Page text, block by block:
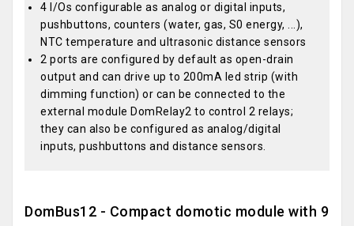
4 I/Os configurable as analog or digital inputs,
pushbuttons, counters (water, gas, S0 energy, ...),
NTC temperature and ultrasonic distance sensors
2 ports are configured by default as open-drain
output and can drive up to 200mA led strip (with
dimming function) or can be connected to the
external module DomRelay2 to control 2 relays;
they can also be configured as analog/digital
inputs, pushbuttons and distance sensors.
DomBus12 - Compact domotic module with 9